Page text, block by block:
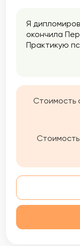
Я
окончила
Практикую
года при
современной
учиться
Стоимость